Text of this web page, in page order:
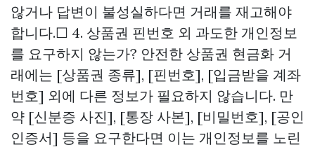
않거나 답변이 불성실하다면 거래를 재고해야
합니다.☐ 4. 상품권 핀번호 외 과도한 개인정보
를 요구하지 않는가? 안전한 상품권 현금화 거
래에는 [상품권 종류], [핀번호], [입금받을 계좌
번호] 외에 다른 정보가 필요하지 않습니다. 만
약 [신분증 사진], [통장 사본], [비밀번호], [공인
인증서] 등을 요구한다면 이는 개인정보를 노린